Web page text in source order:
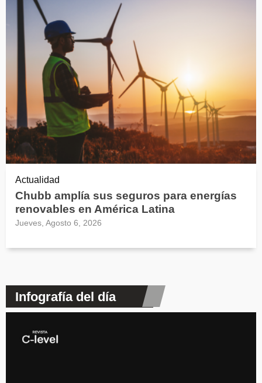
Actualidad
Chubb amplía sus seguros para energías
renovables en América Latina
Jueves, Agosto 6, 2026
Infografía del día